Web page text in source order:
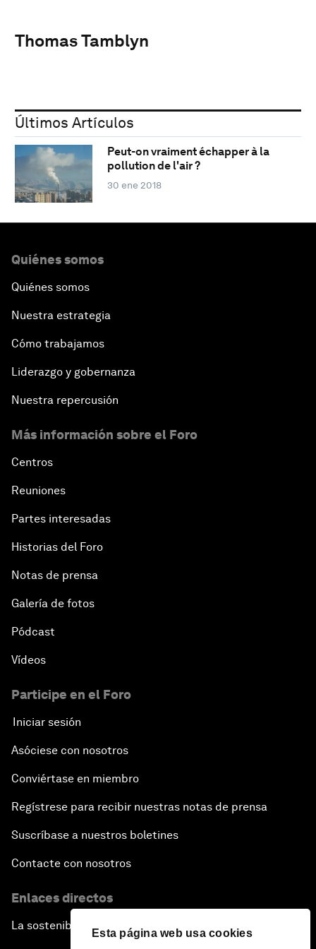
Esta página web usa cookies
Thomas Tamblyn
Últimos Artículos
Peut-on vraiment échapper à la
pollution de l'air ?
30 ene 2018
Quiénes somos
Quiénes somos
Nuestra estrategia
Cómo trabajamos
Liderazgo y gobernanza
Nuestra repercusión
Más información sobre el Foro
Centros
Reuniones
Partes interesadas
Historias del Foro
Notas de prensa
Galería de fotos
Pódcast
Vídeos
Participe en el Foro
Iniciar sesión
Asóciese con nosotros
Conviértase en miembro
Regístrese para recibir nuestras notas de prensa
Suscríbase a nuestros boletines
Contacte con nosotros
Enlaces directos
La sostenibilidad en el Foro